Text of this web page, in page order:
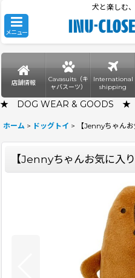
犬と楽しむ
メニュー
店舗情報
Cavasuits（キ
ャバスーツ）
International
shipping
★ DOG WEAR & GOODS ★
ホーム > ドッグトイ > 【Jennyちゃん
【Jennyちゃんお気に入